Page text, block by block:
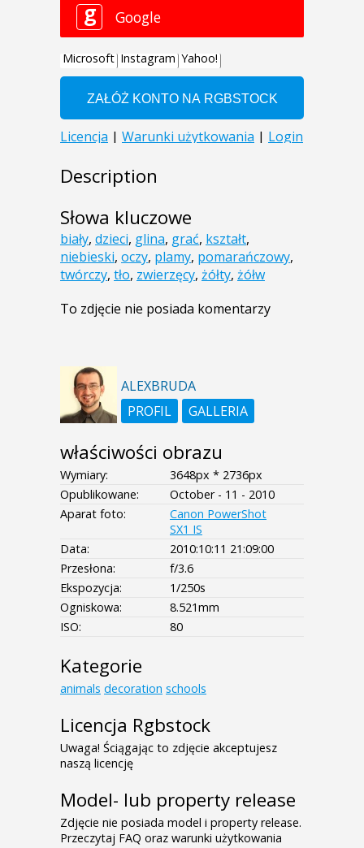
Description
Słowa kluczowe
biały, dzieci, glina, grać, kształt,
niebieski, oczy, plamy, pomarańczowy,
twórczy, tło, zwierzęcy, żółty, żółw
To zdjęcie nie posiada komentarzy
ALEXBRUDA
PROFIL
GALLERIA
właściwości obrazu
Wymiary:
3648px * 2736px
Opublikowane:
October - 11 - 2010
Aparat foto:
Canon PowerShot
SX1 IS
Data:
2010:10:11 21:09:00
Przesłona:
f/3.6
Ekspozycja:
1/250s
Ogniskowa:
8.521mm
ISO:
80
Kategorie
animals decoration schools
Licencja Rgbstock
Uwaga! Ściągając to zdjęcie akceptujesz
naszą licencję
Model- lub property release
Zdjęcie nie posiada model i property release.
Przeczytaj FAQ oraz warunki użytkowania